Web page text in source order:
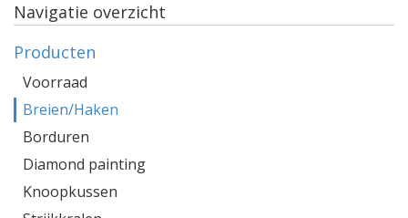
Navigatie overzicht
Producten
Voorraad
Breien/Haken
Borduren
Diamond painting
Knoopkussen